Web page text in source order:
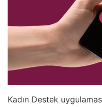
Kadın Destek